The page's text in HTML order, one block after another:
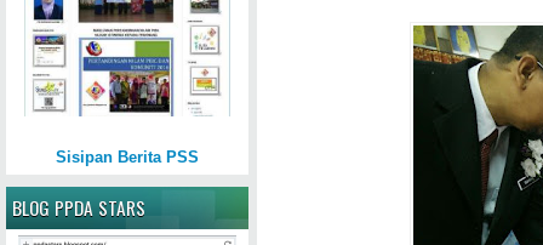
Sisipan Berita PSS
BLOG PPDA STARS